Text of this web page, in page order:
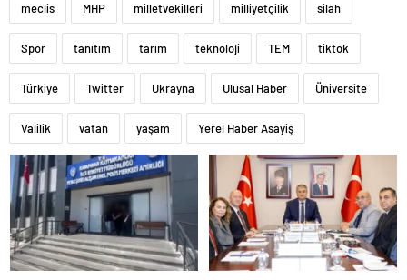
meclis MHP milletvekilleri milliyetçilik silah
Spor tanıtım tarım teknoloji TEM tiktok
Türkiye Twitter Ukrayna Ulusal Haber Üniversite
Valilik vatan yaşam Yerel Haber Asayiş